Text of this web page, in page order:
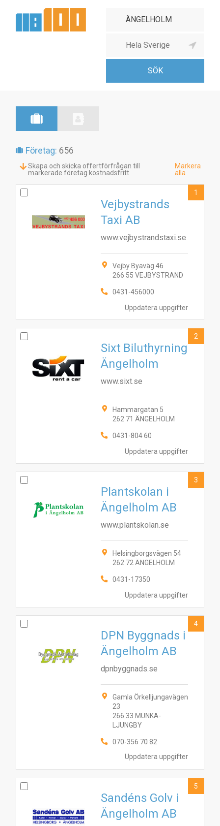
Företag: 656
Skapa och skicka offertförfrågan till
markerade företag kostnadsfritt
Markera
alla
Uppdatera uppgifter
Vejbystrands
Taxi AB
www.vejbystrandstaxi.se
Vejby Byaväg 46
266 55 VEJBYSTRAND
0431-456000
1
Uppdatera uppgifter
Sixt Biluthyrning
Ängelholm
www.sixt.se
Hammargatan 5
262 71 ÄNGELHOLM
0431-804 60
2
Uppdatera uppgifter
Plantskolan i
Ängelholm AB
www.plantskolan.se
Helsingborgsvägen 54
262 72 ÄNGELHOLM
0431-17350
3
Uppdatera uppgifter
DPN Byggnads i
Ängelholm AB
dpnbyggnads.se
Gamla Örkelljungavägen
23
266 33 MUNKA-
LJUNGBY
070-356 70 82
4
Sandéns Golv i
Ängelholm AB
5